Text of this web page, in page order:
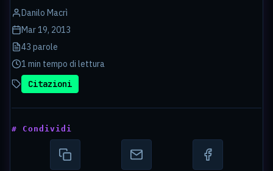
Danilo Macrì
Mar 19, 2013
43 parole
1 min tempo di lettura
Citazioni
# Condividi